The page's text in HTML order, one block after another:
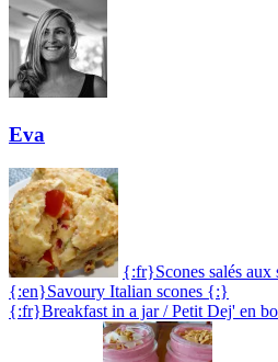
Eva
{:fr}Scones salés
{:en}Savoury Italian scones {:}
{:fr}Breakfast in a jar / Petit Dej' en